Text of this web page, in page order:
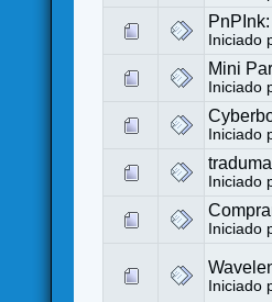
Iniciado
Mini
Iniciado
Iniciado
Iniciado
Iniciado
Iniciado